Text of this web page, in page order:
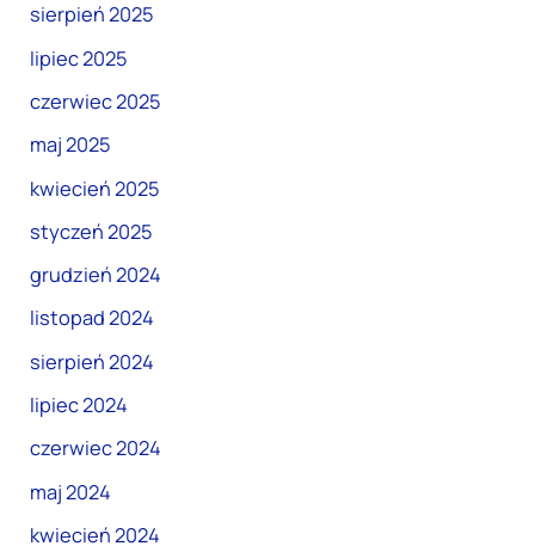
sierpień 2025
lipiec 2025
czerwiec 2025
maj 2025
kwiecień 2025
styczeń 2025
grudzień 2024
listopad 2024
sierpień 2024
lipiec 2024
czerwiec 2024
maj 2024
kwiecień 2024